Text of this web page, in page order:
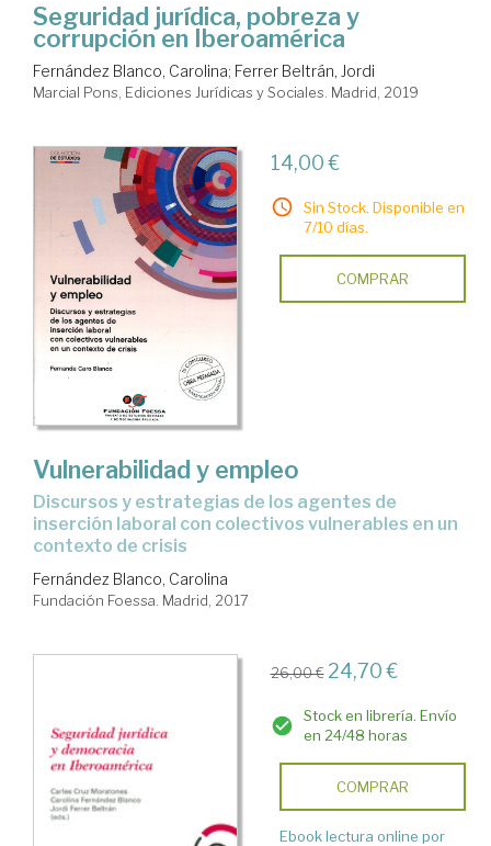
Seguridad jurídica, pobreza y
corrupción en Iberoamérica
Fernández Blanco, Carolina; Ferrer Beltrán, Jordi
Marcial Pons, Ediciones Jurídicas y Sociales. Madrid, 2019
14,00 €
Sin Stock. Disponible en
7/10 días.
COMPRAR
Vulnerabilidad y empleo
discursos y estrategias de los agentes de
inserción laboral con colectivos vulnerables en un
contexto de crisis
Fernández Blanco, Carolina
Fundación Foessa. Madrid, 2017
26,00 € 24,70 €
Stock en librería. Envío
en 24/48 horas
COMPRAR
Ebook lectura online por